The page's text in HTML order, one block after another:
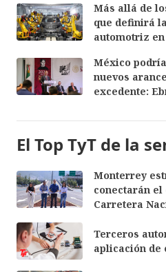
Más allá de
que definirá
automotriz
México
nuevos
excedente:
El Top TyT de la
Monterrey
conectarán
Carretera
Terceros
aplicación de